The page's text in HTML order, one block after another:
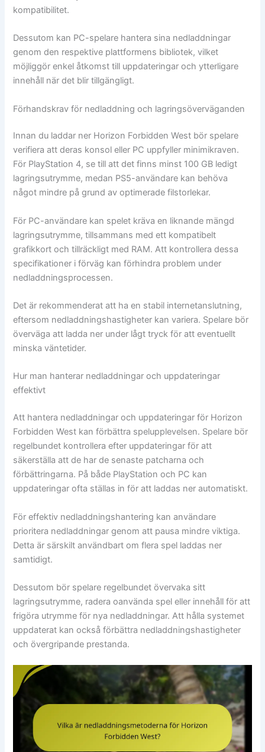
kompatibilitet.
Dessutom kan PC-spelare hantera sina nedladdningar
genom den respektive plattformens bibliotek, vilket
möjliggör enkel åtkomst till uppdateringar och ytterligare
innehåll när det blir tillgängligt.
Förhandskrav för nedladdning och lagringsöverväganden
Innan du laddar ner Horizon Forbidden West bör spelare
verifiera att deras konsol eller PC uppfyller minimikraven.
För PlayStation 4, se till att det finns minst 100 GB ledigt
lagringsutrymme, medan PS5-användare kan behöva
något mindre på grund av optimerade filstorlekar.
För PC-användare kan spelet kräva en liknande mängd
lagringsutrymme, tillsammans med ett kompatibelt
grafikkort och tillräckligt med RAM. Att kontrollera dessa
specifikationer i förväg kan förhindra problem under
nedladdningsprocessen.
Det är rekommenderat att ha en stabil internetanslutning,
eftersom nedladdningshastigheter kan variera. Spelare bör
överväga att ladda ner under lågt tryck för att eventuellt
minska väntetider.
Hur man hanterar nedladdningar och uppdateringar
effektivt
Att hantera nedladdningar och uppdateringar för Horizon
Forbidden West kan förbättra spelupplevelsen. Spelare bör
regelbundet kontrollera efter uppdateringar för att
säkerställa att de har de senaste patcharna och
förbättringarna. På både PlayStation och PC kan
uppdateringar ofta ställas in för att laddas ner automatiskt.
För effektiv nedladdningshantering kan användare
prioritera nedladdningar genom att pausa mindre viktiga.
Detta är särskilt användbart om flera spel laddas ner
samtidigt.
Dessutom bör spelare regelbundet övervaka sitt
lagringsutrymme, radera oanvända spel eller innehåll för att
frigöra utrymme för nya nedladdningar. Att hålla systemet
uppdaterat kan också förbättra nedladdningshastigheter
och övergripande prestanda.